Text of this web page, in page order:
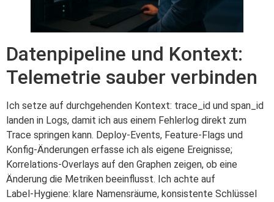
Datenpipeline und Kontext:
Telemetrie sauber verbinden
Ich setze auf durchgehenden Kontext: trace_id und span_id
landen in Logs, damit ich aus einem Fehlerlog direkt zum
Trace springen kann. Deploy‑Events, Feature‑Flags und
Konfig‑Änderungen erfasse ich als eigene Ereignisse;
Korrelations‑Overlays auf den Graphen zeigen, ob eine
Änderung die Metriken beeinflusst. Ich achte auf
Label‑Hygiene: klare Namensräume, konsistente Schlüssel